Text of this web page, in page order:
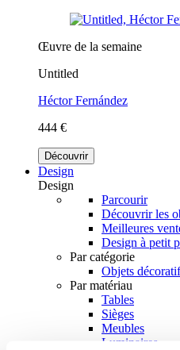
Œuvre de la semaine
Untitled
Héctor Fernández
444 €
Découvrir
Design
Design
Parcourir
Découvrir les
Meilleures
Design à petit
Par catégorie
Objets
Par matériau
Tables
Sièges
Meubles
Luminaires